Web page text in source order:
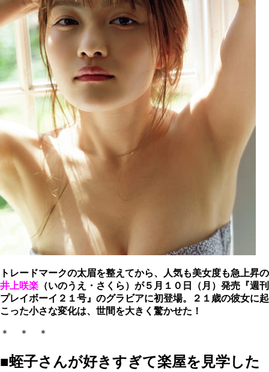
トレードマークの太眉を整えてから、人気も美女度も急上昇の
井上咲楽 （いのうえ・さくら）が５月１０日（月）発売『週刊
プレイボーイ２１号』のグラビアに初登場。２１歳の彼女に起
こった小さな変化は、世間を大きく驚かせた！
＊ ＊ ＊
■蛭子さんが好きすぎて楽屋を見学した